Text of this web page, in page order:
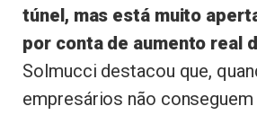
túnel, mas está muito
por conta de aumento real
Solmucci destacou que,
empresários não